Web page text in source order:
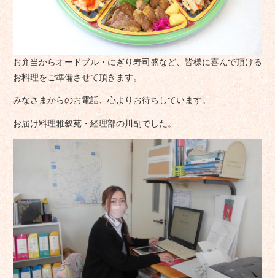
お弁当からオードブル・にぎり寿司盛など、皆様に喜んで頂ける
お料理をご準備させて頂きます。
みなさまからのお電話、心よりお待ちしています。
お届け料理雅叙苑・経理部の川副でした。